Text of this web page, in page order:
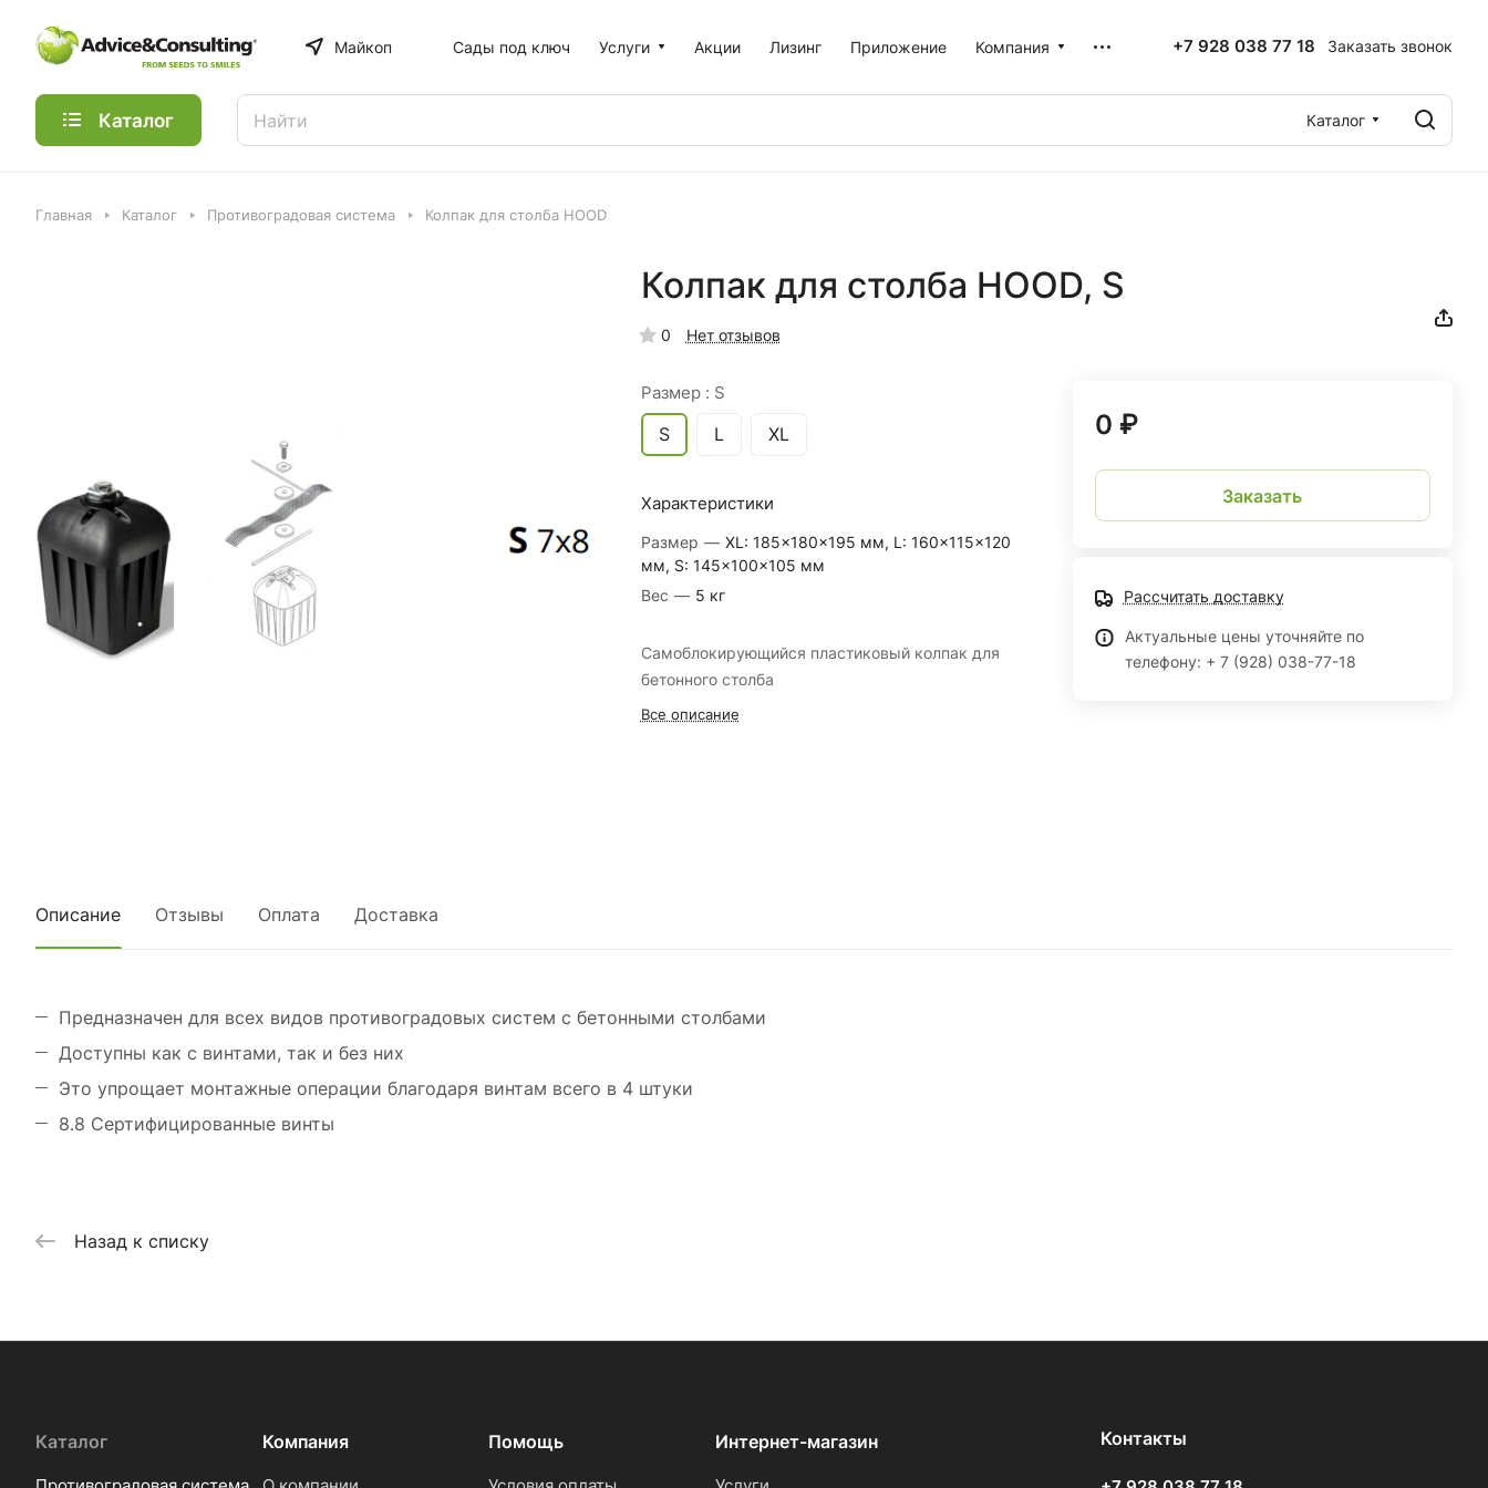
Майкоп Сады под ключ Услуги Акции Лизинг Приложение Компания +7 928 038 77 18 Заказать звонок
Каталог Каталог
Главная Каталог Противоградовая система Колпак для столба HOOD
Колпак для столба HOOD, S
0 Нет отзывов
Размер : S
S L XL
Характеристики
Размер — XL: 185x180x195 мм, L: 160x115x120
мм, S: 145x100x105 мм
Вес — 5 кг
Самоблокирующийся пластиковый колпак для
бетонного столба
Все описание
0 ₽
Заказать
Рассчитать доставку
Актуальные цены уточняйте по
телефону: + 7 (928) 038-77-18
Описание Отзывы Оплата Доставка
Предназначен для всех видов противоградовых систем с бетонными столбами
Доступны как с винтами, так и без них
Это упрощает монтажные операции благодаря винтам всего в 4 штуки
8.8 Сертифицированные винты
Назад к списку
Каталог Компания Помощь Интернет-магазин Контакты